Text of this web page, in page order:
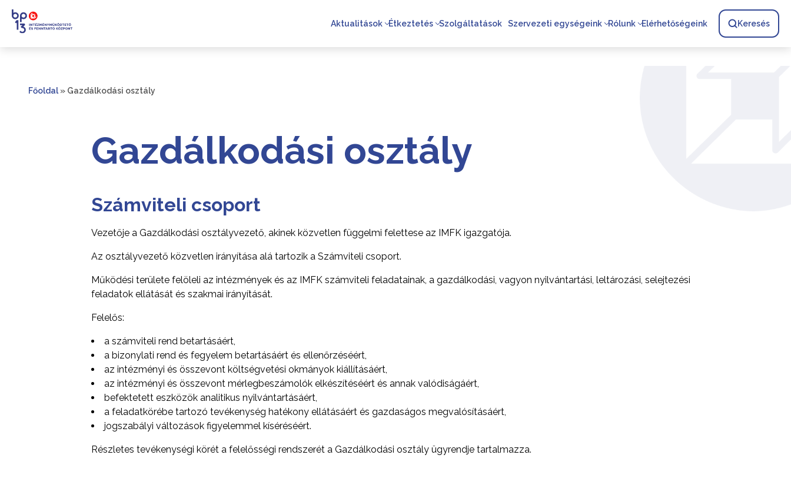
Aktualitások Étkeztetés Szolgáltatások Szervezeti egységeink Rólunk Elérhetőségeink Keresés
Főoldal » Gazdálkodási osztály
Gazdálkodási osztály
Számviteli csoport
Vezetője a Gazdálkodási osztályvezető, akinek közvetlen függelmi felettese az IMFK igazgatója.
Az osztályvezető közvetlen irányítása alá tartozik a Számviteli csoport.
Működési területe felöleli az intézmények és az IMFK számviteli feladatainak, a gazdálkodási, vagyon nyilvántartási, leltározási, selejtezési
feladatok ellátását és szakmai irányítását.
Felelős:
a számviteli rend betartásáért,
a bizonylati rend és fegyelem betartásáért és ellenőrzéséért,
az intézményi és összevont költségvetési okmányok kiállításáért,
az intézményi és összevont mérlegbeszámolók elkészítéséért és annak valódiságáért,
befektetett eszközök analitikus nyilvántartásáért,
a feladatkörébe tartozó tevékenység hatékony ellátásáért és gazdaságos megvalósításáért,
jogszabályi változások figyelemmel kíséréséért.
Részletes tevékenységi körét a felelősségi rendszerét a Gazdálkodási osztály ügyrendje tartalmazza.